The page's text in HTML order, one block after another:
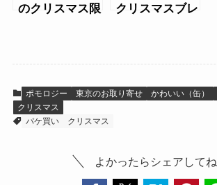
のクリスマス限
クリスマスブレ
ポモロジー 東京のお取り寄せ かわいい（缶）
クリスマス
パケ買い
クリスマス
よかったらシェアしてね